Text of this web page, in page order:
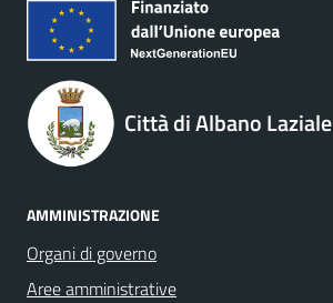
Città di Albano Laziale
AMMINISTRAZIONE
Organi di governo
Aree amministrative